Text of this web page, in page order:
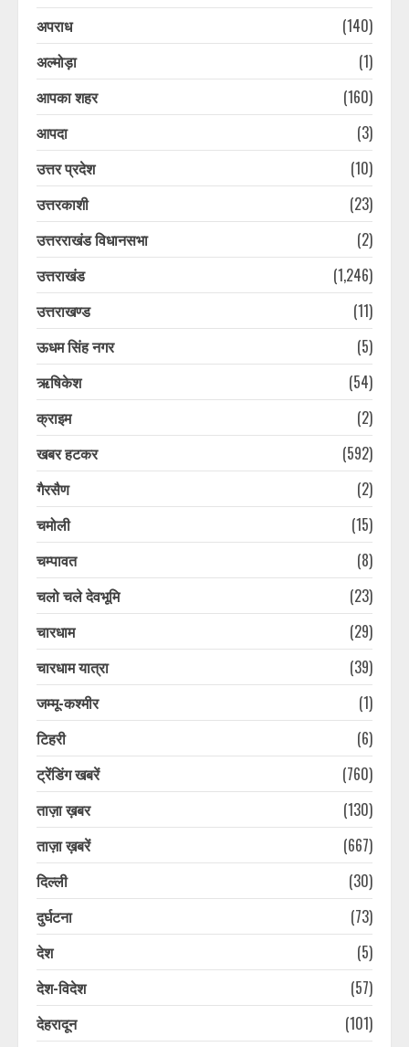
अपराध
(140)
अल्मोड़ा
(1)
आपका शहर
(160)
आपदा
(3)
उत्तर प्रदेश
(10)
उत्तरकाशी
(23)
उत्तरराखंड विधानसभा
(2)
उत्तराखंड
(1,246)
उत्तराखण्ड
(11)
ऊधम सिंह नगर
(5)
ऋषिकेश
(54)
क्राइम
(2)
खबर हटकर
(592)
गैरसैण
(2)
चमोली
(15)
चम्पावत
(8)
चलो चले देवभूमि
(23)
चारधाम
(29)
चारधाम यात्रा
(39)
जम्मू-कश्मीर
(1)
टिहरी
(6)
ट्रेंडिंग खबरें
(760)
ताज़ा ख़बर
(130)
ताज़ा ख़बरें
(667)
दिल्ली
(30)
दुर्घटना
(73)
देश
(5)
देश-विदेश
(57)
देहरादून
(101)